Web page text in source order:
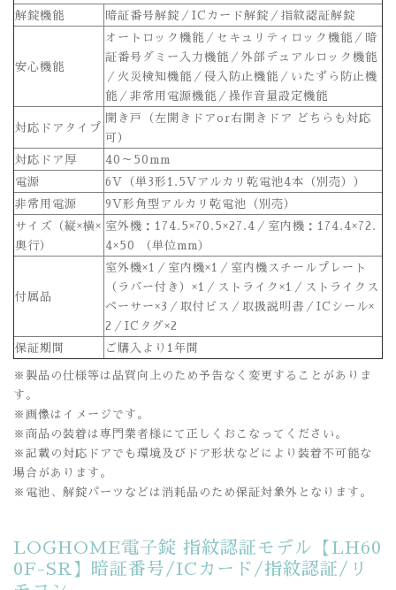
解錠機能
暗証番号解錠／ICカード解錠／指紋認証解錠
安心機能
オートロック機能／セキュリティロック機能／暗
証番号ダミー入力機能／外部デュアルロック機能
／火災検知機能／侵入防止機能／いたずら防止機
能／非常用電源機能／操作音量設定機能
対応ドアタイプ
開き戸（左開きドアor右開きドア どちらも対応
可）
対応ドア厚
40～50mm
電源
6V（単3形1.5Vアルカリ乾電池4本（別売））
非常用電源
9V形角型アルカリ乾電池（別売）
サイズ（縦×横×
奥行）
室外機：174.5×70.5×27.4／室内機：174.4×72.
4×50 （単位mm）
付属品
室外機×1／室内機×1／室内機スチールプレート
（ラバー付き）×1／ストライク×1／ストライクス
ペーサー×3／取付ビス／取扱説明書／ICシール×
2／ICタグ×2
保証期間
ご購入より1年間
※製品の仕様等は品質向上のため予告なく変更することがありま
す。
※画像はイメージです。
※商品の装着は専門業者様にて正しくおこなってください。
※記載の対応ドアでも環境及びドア形状などにより装着不可能な
場合があります。
※電池、解錠パーツなどは消耗品のため保証対象外となります。
LOGHOME電子錠 指紋認証モデル【LH60
0F-SR】暗証番号/ICカード/指紋認証/リ